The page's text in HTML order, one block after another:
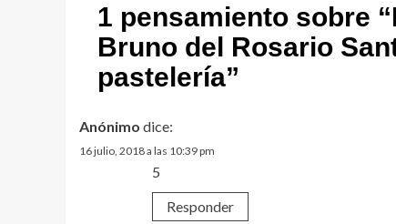
1 pensamiento sobre “
Bruno del Rosario
pastelería”
Anónimo dice:
16 julio, 2018 a las 10:39 pm
5
Responder